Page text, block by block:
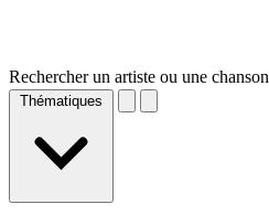
Rechercher un artiste ou une chanson
Thématiques